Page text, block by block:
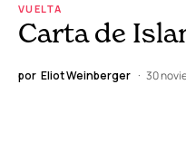
VUELTA
Carta de
por Eliot Weinberger 30